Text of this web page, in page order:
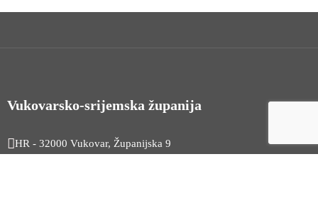
Vukovarsko-srijemska županija
HR - 32000 Vukovar, Županijska 9